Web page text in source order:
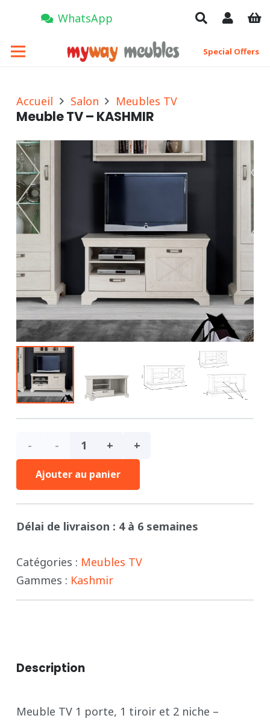
WhatsApp
Special Offers
Accueil Salon Meubles TV
Meuble TV – KASHMIR
quantité
Meuble
TV
KASHMIR
Ajouter au panier
Délai de livraison : 4 à 6 semaines
Catégories : Meubles TV
Gammes : Kashmir
Description
Meuble TV 1 porte, 1 tiroir et 2 niche –